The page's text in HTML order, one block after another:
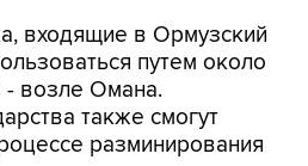
входящие в Ормузский
путем около
возле Омана.
также смогут
разминирования